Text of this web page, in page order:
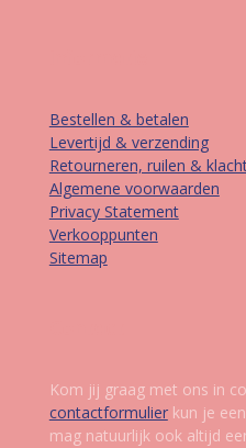
Bestellen & betalen
Levertijd & verzending
Retourneren, ruilen &
Algemene voorwaarden
Privacy Statement
Verkooppunten
Sitemap
Kom jij graag met ons in
contactformulierkun je
mag natuurlijk ook altijd